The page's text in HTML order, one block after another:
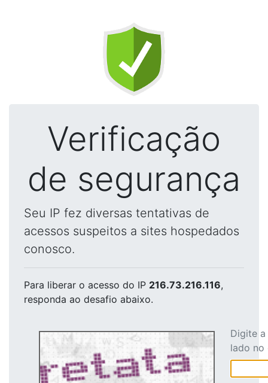
Verificação
de segurança
Seu IP fez diversas tentativas de
acessos suspeitos a sites hospedados
conosco.
Para liberar o acesso do IP 216.73.216.116,
responda ao desafio abaixo.
Digite
lado no